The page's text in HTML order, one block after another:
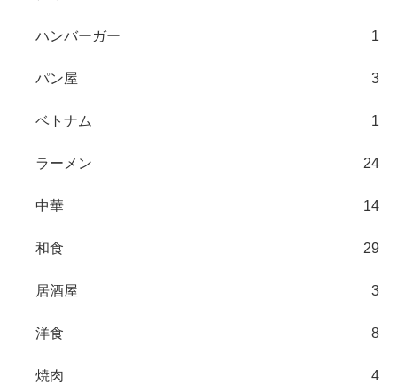
ハンバーガー 1
パン屋 3
ベトナム 1
ラーメン 24
中華 14
和食 29
居酒屋 3
洋食 8
焼肉 4